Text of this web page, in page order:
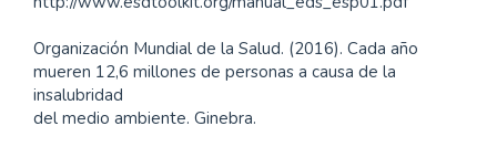
Organización Mundial de la Salud. (2016). Cada año
mueren 12,6 millones de personas a causa de la
insalubridad
del medio ambiente. Ginebra.